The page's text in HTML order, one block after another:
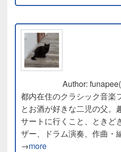
Author: funapee(
都内在住のクラシック音楽
とお酒が好きな二児の父。
サートに行くこと、ときど
ザー、ドラム演奏、作曲・
→more